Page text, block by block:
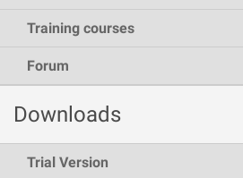
Training courses
Forum
Downloads
Trial Version